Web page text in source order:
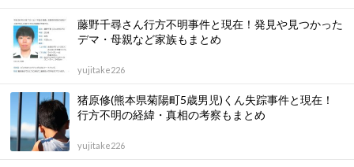
藤野千尋さん行方不明事件と現在！発見や見つかった
デマ・母親など家族もまとめ
yujitake226
猪原修(熊本県菊陽町5歳男児)くん失踪事件と現在！
行方不明の経緯・真相の考察もまとめ
yujitake226